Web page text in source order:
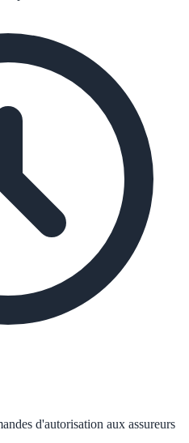
d'autorisation aux assureurs